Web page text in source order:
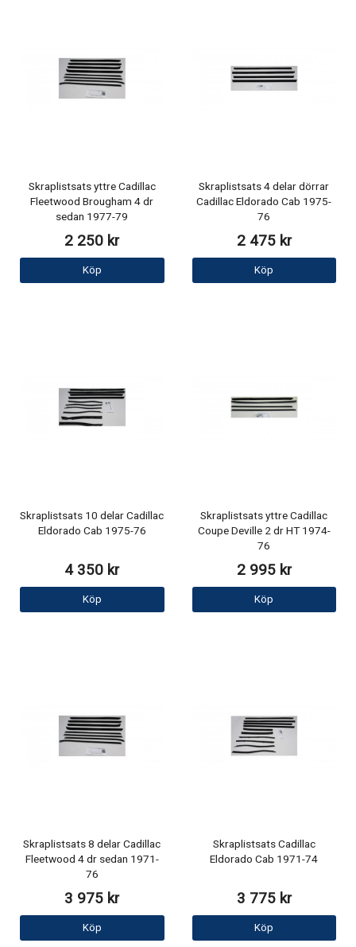
Skraplistsats yttre Cadillac
Fleetwood Brougham 4 dr
sedan 1977-79
2 250 kr
Köp
Skraplistsats 4 delar dörrar
Cadillac Eldorado Cab 1975-
76
2 475 kr
Köp
Skraplistsats 10 delar Cadillac
Eldorado Cab 1975-76
4 350 kr
Köp
Skraplistsats yttre Cadillac
Coupe Deville 2 dr HT 1974-
76
2 995 kr
Köp
Skraplistsats 8 delar Cadillac
Fleetwood 4 dr sedan 1971-
76
3 975 kr
Köp
Skraplistsats Cadillac
Eldorado Cab 1971-74
3 775 kr
Köp